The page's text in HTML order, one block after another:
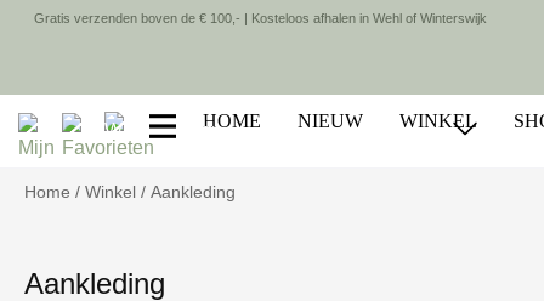
Gratis verzenden boven de € 100,- | Kosteloos afhalen in Wehl of Winterswijk
HOME NIEUW WINKEL
Home / Winkel / Aankleding
Aankleding